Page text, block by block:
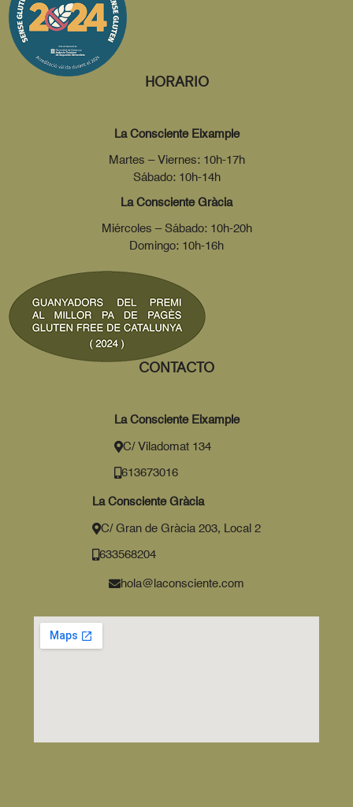
HORARIO
La Consciente Eixample
Martes – Viernes: 10h-17h
Sábado: 10h-14h
La Consciente Gràcia
Miércoles – Sábado: 10h-20h
Domingo: 10h-16h
CONTACTO
La Consciente Eixample
C/ Viladomat 134
613673016
La Consciente Gràcia
C/ Gran de Gràcia 203, Local 2
633568204
hola@laconsciente.com